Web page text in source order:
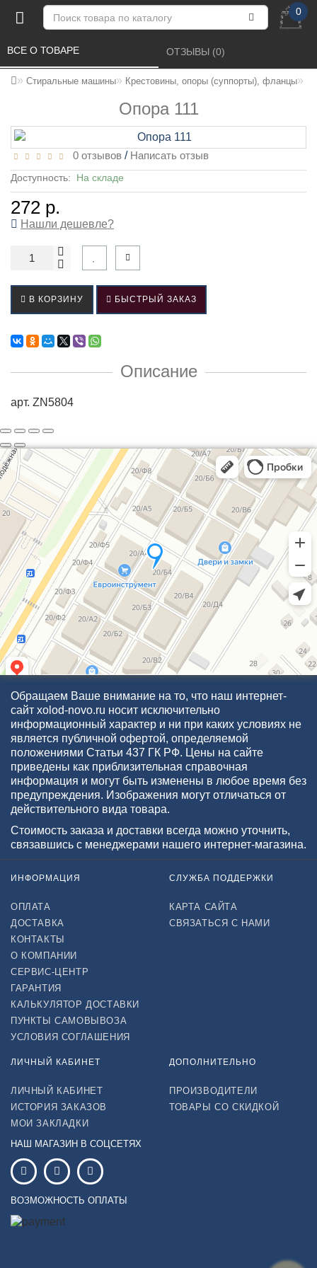
0
Стиральные машины Крестовины, опоры (суппорты), фланцы
Опора 111
ВСЕ О ТОВАРЕ ОТЗЫВЫ (0)
0 отзывов / Написать отзыв
Доступность: На складе
272 р.
Нашли дешевле?
В КОРЗИНУ БЫСТРЫЙ ЗАКАЗ
Описание
арт. ZN5804
Обращаем Ваше внимание на то, что наш интернет-
сайт xolod-novo.ru носит исключительно
информационный характер и ни при каких условиях не
является публичной офертой, определяемой
положениями Статьи 437 ГК РФ. Цены на сайте
приведены как приблизительная справочная
информация и могут быть изменены в любое время без
предупреждения. Изображения могут отличаться от
действительного вида товара.
Стоимость заказа и доставки всегда можно уточнить,
связавшись с менеджерами нашего интернет-магазина.
ИНФОРМАЦИЯ
ОПЛАТА
ДОСТАВКА
КОНТАКТЫ
О КОМПАНИИ
СЕРВИС-ЦЕНТР
ГАРАНТИЯ
КАЛЬКУЛЯТОР ДОСТАВКИ
ПУНКТЫ САМОВЫВОЗА
УСЛОВИЯ СОГЛАШЕНИЯ
СЛУЖБА ПОДДЕРЖКИ
КАРТА САЙТА
СВЯЗАТЬСЯ С НАМИ
ЛИЧНЫЙ КАБИНЕТ
ЛИЧНЫЙ КАБИНЕТ
ИСТОРИЯ ЗАКАЗОВ
МОИ ЗАКЛАДКИ
ДОПОЛНИТЕЛЬНО
ПРОИЗВОДИТЕЛИ
ТОВАРЫ СО СКИДКОЙ
НАШ МАГАЗИН В СОЦСЕТЯХ
ВОЗМОЖНОСТЬ ОПЛАТЫ